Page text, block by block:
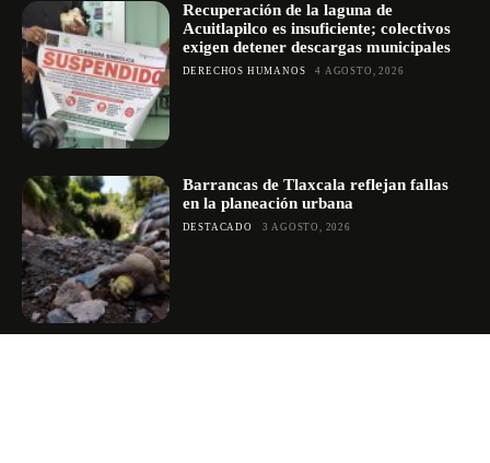
Recuperación de la laguna de
Acuitlapilco es insuficiente; colectivos
exigen detener descargas municipales
DERECHOS HUMANOS 4 AGOSTO, 2026
Barrancas de Tlaxcala reflejan fallas
en la planeación urbana
DESTACADO 3 AGOSTO, 2026